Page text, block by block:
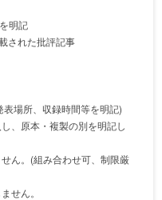
明記
された批評記事
場所、収録時間等を明記)
、原本・複製の別を明記し
ん。(組み合わせ可、制限厳
せん。